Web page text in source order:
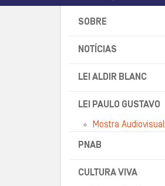
SOBRE
NOTÍCIAS
LEI ALDIR BLANC
LEI PAULO GUSTAVO
Mostra Audiovisual
PNAB
CULTURA VIVA